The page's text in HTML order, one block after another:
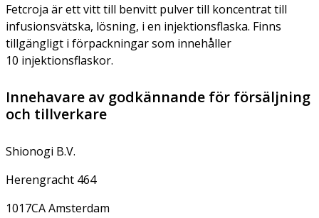
Fetcroja är ett vitt till benvitt pulver till koncentrat till
infusionsvätska, lösning, i en injektionsflaska. Finns
tillgängligt i förpackningar som innehåller
10 injektionsflaskor.
Innehavare av godkännande för försäljning
och tillverkare
Shionogi B.V.
Herengracht 464
1017CA Amsterdam